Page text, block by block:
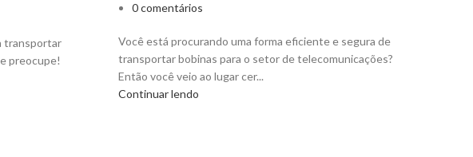
transportar
preocupe!
0comentários
Você está procurando uma forma eficiente e segura de
transportar bobinas para o setor de telecomunicações?
Então você veio ao lugar cer...
Continuar lendo